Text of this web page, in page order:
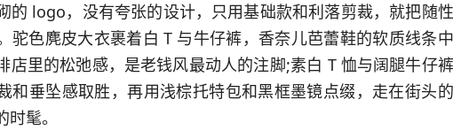
的 logo，没有夸张的设计，只用基础款和利落剪裁，就把随
驼色麂皮大衣裹着白 T 与牛仔裤，香奈儿芭蕾鞋的软质线条
店里的松弛感，是老钱风最动人的注脚;素白 T 恤与阔腿牛仔
和垂坠感取胜，再用浅棕托特包和黑框墨镜点缀，走在街头
髦。